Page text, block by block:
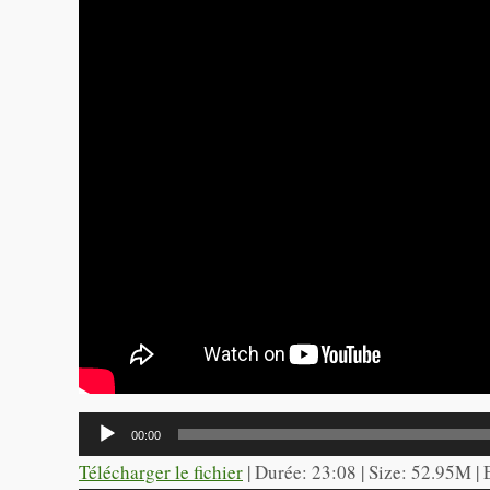
Lecteur
audio
00:00
Télécharger le fichier | Durée: 23:08 | Size: 52.95M